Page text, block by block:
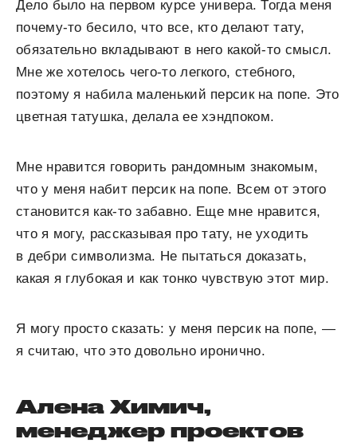
Дело было на первом курсе универа. Тогда меня
почему-то бесило, что все, кто делают тату,
обязательно вкладывают в него какой-то смысл.
Мне же хотелось чего-то легкого, стебного,
поэтому я набила маленький персик на попе. Это
цветная татушка, делала ее хэндпоком.
Мне нравится говорить рандомным знакомым,
что у меня набит персик на попе. Всем от этого
становится как-то забавно. Еще мне нравится,
что я могу, рассказывая про тату, не уходить
в дебри символизма. Не пытаться доказать,
какая я глубокая и как тонко чувствую этот мир.
Я могу просто сказать: у меня персик на попе, —
я считаю, что это довольно иронично.
Алена Химич,
менеджер проектов